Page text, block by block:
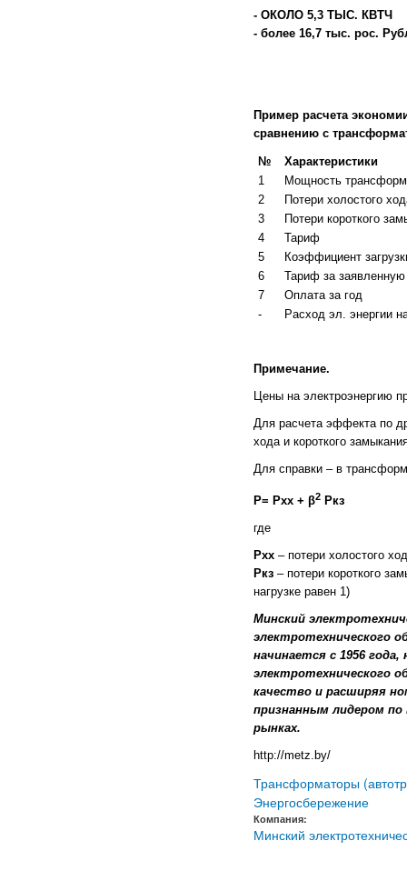
- ОКОЛО 5,3 ТЫС. КВТЧ
- более 16,7 тыс. рос.
Пример расчета
сравнению с
№
Характеристики
1
Мощность
2
Потери холостого
3
Потери короткого
4
Тариф
5
Коэффициент
6
Тариф за
7
Оплата за год
-
Расход эл. энергии
Примечание.
Цены на электроэнергию
Для расчета эффекта по
хода и короткого
Для справки – в
Р= Рхх + β2 Ркз
где
Рхх – потери холостого
Ркз – потери короткого
нагрузке равен 1)
Минский
электротехнического
начинается с 1956
электротехнического
качество и расширяя
признанным лидером
рынках.
http://metz.by/
Трансформаторы
Энергосбережение
Компания:
Минский